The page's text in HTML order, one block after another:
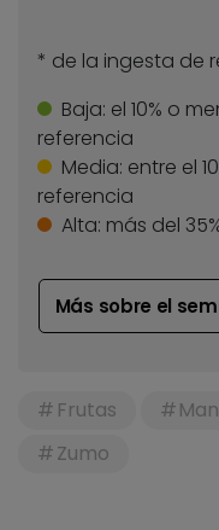
* de la ingesta de
Baja: el 10% o
referencia
Media: entre el
referencia
Alta: más del
Más sobre el
Frutas
Zumo